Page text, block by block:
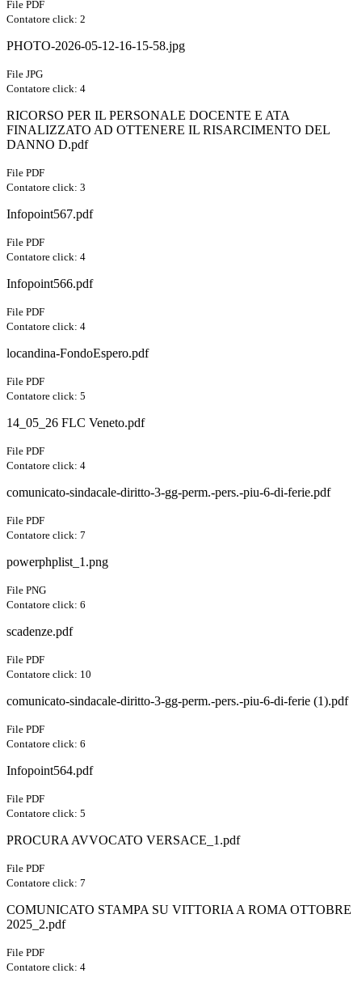
File PDF
Contatore click: 2
PHOTO-2026-05-12-16-15-58.jpg
File JPG
Contatore click: 4
RICORSO PER IL PERSONALE DOCENTE E ATA
FINALIZZATO AD OTTENERE IL RISARCIMENTO DEL
DANNO D.pdf
File PDF
Contatore click: 3
Infopoint567.pdf
File PDF
Contatore click: 4
Infopoint566.pdf
File PDF
Contatore click: 4
locandina-FondoEspero.pdf
File PDF
Contatore click: 5
14_05_26 FLC Veneto.pdf
File PDF
Contatore click: 4
comunicato-sindacale-diritto-3-gg-perm.-pers.-piu-6-di-ferie.pdf
File PDF
Contatore click: 7
powerphplist_1.png
File PNG
Contatore click: 6
scadenze.pdf
File PDF
Contatore click: 10
comunicato-sindacale-diritto-3-gg-perm.-pers.-piu-6-di-ferie (1).pdf
File PDF
Contatore click: 6
Infopoint564.pdf
File PDF
Contatore click: 5
PROCURA AVVOCATO VERSACE_1.pdf
File PDF
Contatore click: 7
COMUNICATO STAMPA SU VITTORIA A ROMA OTTOBRE
2025_2.pdf
File PDF
Contatore click: 4